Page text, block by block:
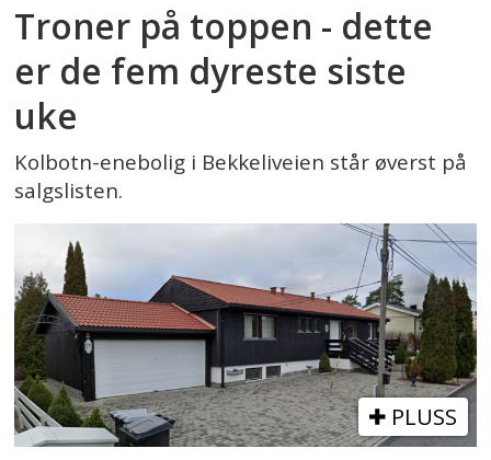
Troner på toppen - dette
er de fem dyreste siste
uke
Kolbotn-enebolig i Bekkeliveien står øverst på
salgslisten.
PLUSS